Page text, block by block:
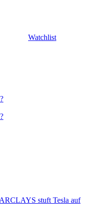
Watchlist
stuft Tesla auf